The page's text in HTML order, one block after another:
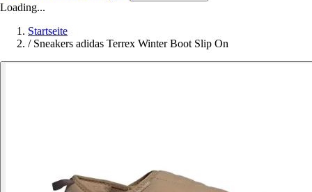
Loading...
Startseite
/ Sneakers adidas Terrex Winter Boot Slip On